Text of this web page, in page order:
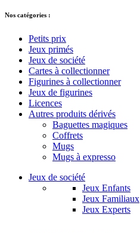
Nos catégories :
Petits prix
Jeux primés
Jeux de société
Cartes à collectionner
Figurines à collectionner
Jeux de figurines
Licences
Autres produits dérivés
Baguettes magiques
Coffrets
Mugs
Mugs à expresso
Jeux de société
Jeux Enfants
Jeux Familiaux
Jeux Experts